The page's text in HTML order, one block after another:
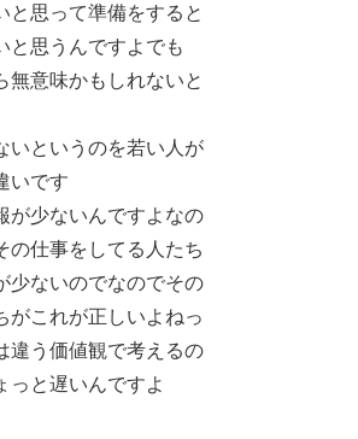
と思って準備をすると
と思うんですよでも
無意味かもしれないと
いというのを若い人が
いです
が少ないんですよなの
の仕事をしてる人たち
少ないのでなのでその
がこれが正しいよねっ
違う価値観で考えるの
っと遅いんですよ